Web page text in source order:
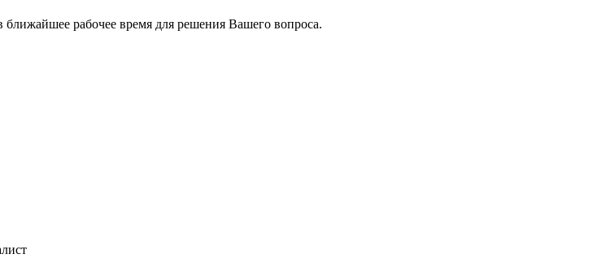
рабочее время для решения Вашего вопроса.